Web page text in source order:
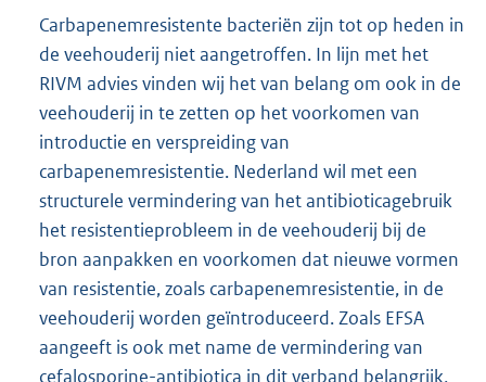
Kamer zal sturen.
Dieren en voedselveiligheid
Carbapenemresistente bacteriën zijn tot op heden in
de veehouderij niet aangetroffen. In lijn met het
RIVM advies vinden wij het van belang om ook in de
veehouderij in te zetten op het voorkomen van
introductie en verspreiding van
carbapenemresistentie. Nederland wil met een
structurele vermindering van het antibioticagebruik
het resistentieprobleem in de veehouderij bij de
bron aanpakken en voorkomen dat nieuwe vormen